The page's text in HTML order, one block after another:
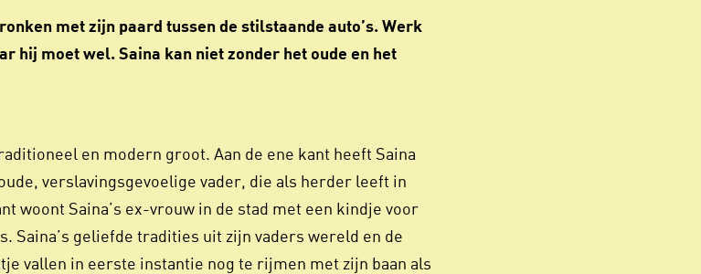
met zijn paard tussen de stilstaande auto’s. Werk
hij moet wel. Saina kan niet zonder het oude en het
en modern groot. Aan de ene kant heeft Saina
verslavingsgevoelige vader, die als herder leeft in
woont Saina’s ex-vrouw in de stad met een kindje voor
Saina’s geliefde tradities uit zijn vaders wereld en de
vallen in eerste instantie nog te rijmen met zijn baan als